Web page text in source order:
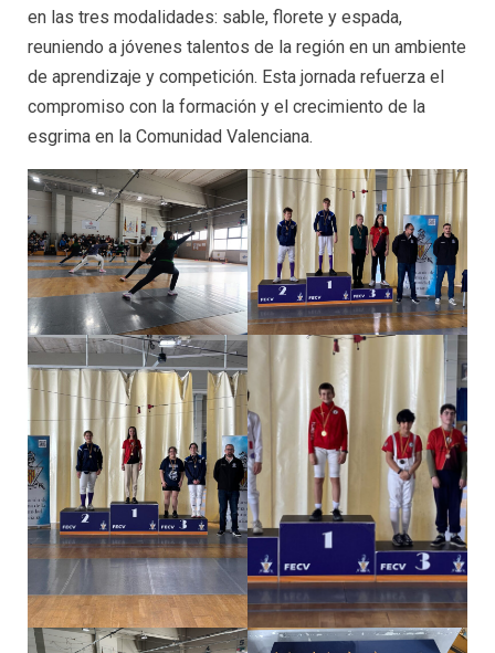
en las tres modalidades: sable, florete y espada,
reuniendo a jóvenes talentos de la región en un ambiente
de aprendizaje y competición. Esta jornada refuerza el
compromiso con la formación y el crecimiento de la
esgrima en la Comunidad Valenciana.